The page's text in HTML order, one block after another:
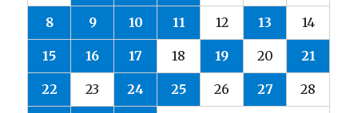
8 9 10 11 12 13 14
15 16 17 18 19 20 21
22 23 24 25 26 27 28